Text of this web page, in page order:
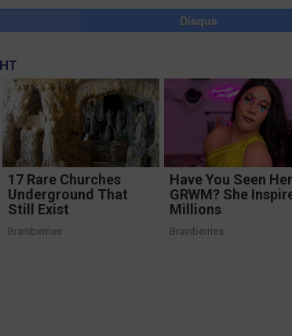
Disqus
17 Rare Churches
Underground That
Still Exist
Brainberries
Have You Seen
GRWM? She
Millions
Brainberries